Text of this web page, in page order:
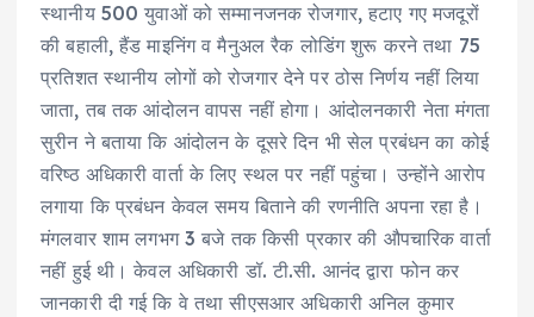
स्थानीय 500 युवाओं को सम्मानजनक रोजगार, हटाए गए मजदूरों
की बहाली, हैंड माइनिंग व मैनुअल रैक लोडिंग शुरू करने तथा 75
प्रतिशत स्थानीय लोगों को रोजगार देने पर ठोस निर्णय नहीं लिया
जाता, तब तक आंदोलन वापस नहीं होगा। आंदोलनकारी नेता मंगता
सुरीन ने बताया कि आंदोलन के दूसरे दिन भी सेल प्रबंधन का कोई
वरिष्ठ अधिकारी वार्ता के लिए स्थल पर नहीं पहुंचा। उन्होंने आरोप
लगाया कि प्रबंधन केवल समय बिताने की रणनीति अपना रहा है।
मंगलवार शाम लगभग 3 बजे तक किसी प्रकार की औपचारिक वार्ता
नहीं हुई थी। केवल अधिकारी डॉ. टी.सी. आनंद द्वारा फोन कर
जानकारी दी गई कि वे तथा सीएसआर अधिकारी अनिल कुमार